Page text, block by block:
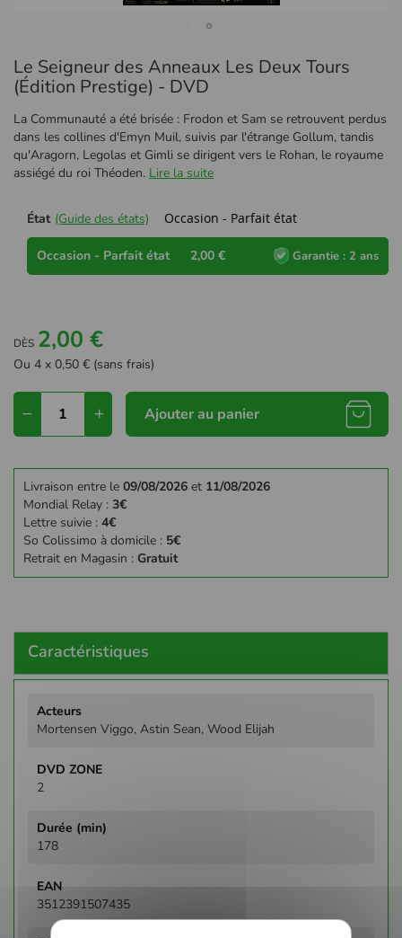
au
début
de
la
Galerie
d’images
Le Seigneur des Anneaux Les Deux Tours
(Édition Prestige) - DVD
La Communauté a été brisée : Frodon et Sam se retrouvent perdus
dans les collines d'Emyn Muil, suivis par l'étrange Gollum, tandis
qu'Aragorn, Legolas et Gimli se dirigent vers le Rohan, le royaume
assiégé du roi Théoden. Lire la suite
État (Guide des états) Occasion - Parfait état
Occasion - Parfait état 2,00 € Garantie : 2 ans
DÈS 2,00 €
Ou 4 x 0,50 € (sans frais)
Ajouter au panier
Livraison entre le 09/08/2026 et 11/08/2026
Mondial Relay : 3€
Lettre suivie : 4€
So Colissimo à domicile : 5€
Retrait en Magasin : Gratuit
Caractéristiques
d'infos
Mortensen Viggo, Astin Sean, Wood Elijah
2
178
3512391507435